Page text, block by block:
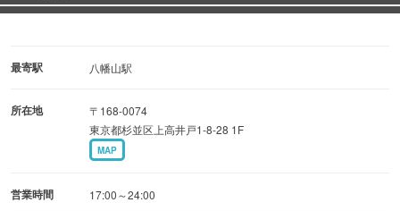
┗「山椒たれ」「柚子胡椒」「塩わさび」など、多彩な味
・かしら … 180円（税抜）
◆一品料理
・温玉オニオンスライス … 280円（税抜）
・もつ柚子ポン酢 … 280円（税抜）
・《おすすめ》特製もつ煮 … 480円（税抜）
最寄駅 八幡山駅
所在地
〒168-0074
東京都杉並区上高井戸1-8-28 1F
MAP
営業時間 17:00～24:00